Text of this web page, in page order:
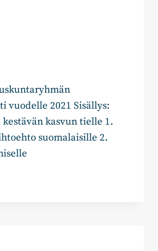
vuodelle 2021 Sisällys:
kasvun tielle 1.
suomalaisille 2.